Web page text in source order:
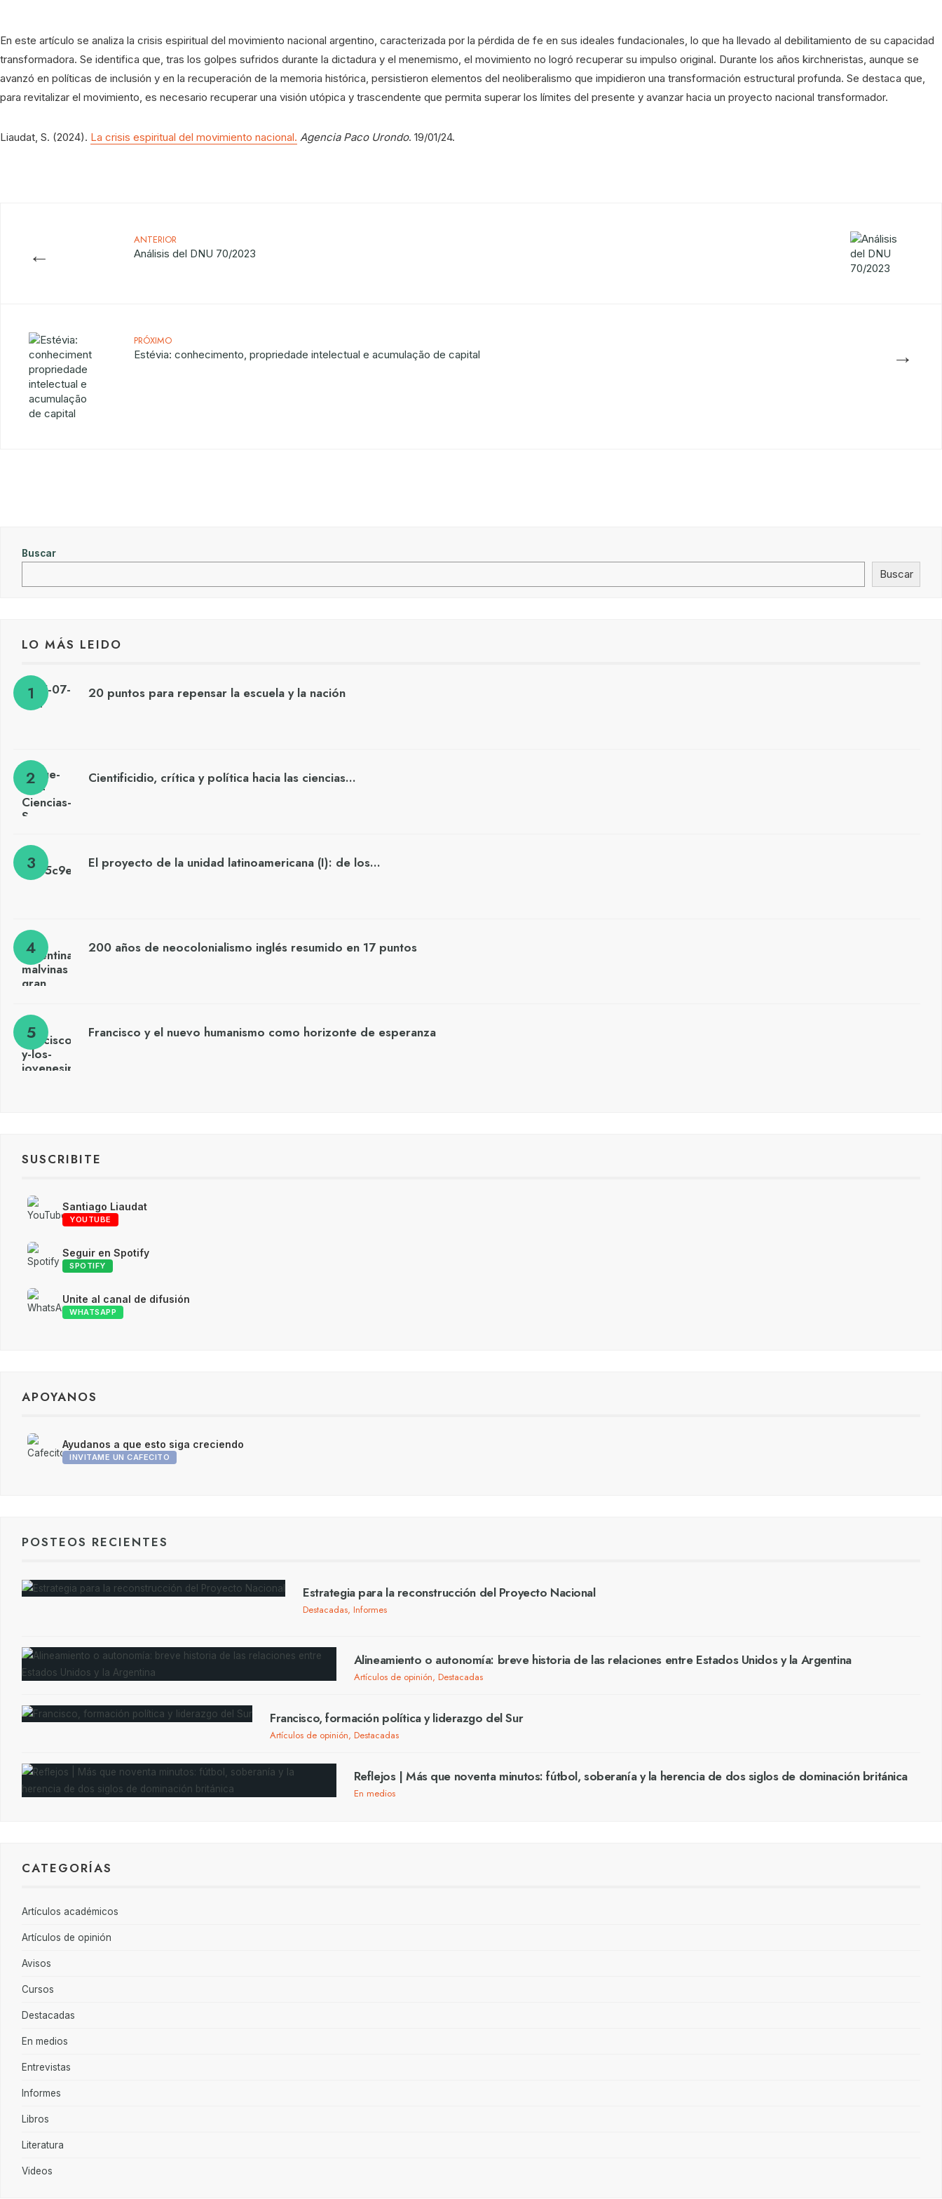
En este artículo se analiza la crisis espiritual del movimiento nacional argentino, caracterizada por la pérdida de fe en sus ideales fundacionales, lo que ha llevado al debilitamiento de su capacidad
transformadora. Se identifica que, tras los golpes sufridos durante la dictadura y el menemismo, el movimiento no logró recuperar su impulso original. Durante los años kirchneristas, aunque se
avanzó en políticas de inclusión y en la recuperación de la memoria histórica, persistieron elementos del neoliberalismo que impidieron una transformación estructural profunda. Se destaca que,
para revitalizar el movimiento, es necesario recuperar una visión utópica y trascendente que permita superar los límites del presente y avanzar hacia un proyecto nacional transformador.
Liaudat, S. (2024). La crisis espiritual del movimiento nacional. Agencia Paco Urondo. 19/01/24.
←
ANTERIOR
Análisis del DNU 70/2023
→
PRÓXIMO
Estévia: conhecimento, propriedade intelectual e acumulação de capital
Buscar
Buscar
LO MÁS LEIDO
20 puntos para repensar la escuela y la nación
Cientificidio, crítica y política hacia las ciencias…
El proyecto de la unidad latinoamericana (I): de los…
200 años de neocolonialismo inglés resumido en 17 puntos
Francisco y el nuevo humanismo como horizonte de esperanza
SUSCRIBITE
Santiago Liaudat
YOUTUBE
Seguir en Spotify
SPOTIFY
Unite al canal de difusión
WHATSAPP
APOYANOS
Ayudanos a que esto siga creciendo
INVITAME UN CAFECITO
POSTEOS RECIENTES
Estrategia para la reconstrucción del Proyecto Nacional
Destacadas, Informes
Alineamiento o autonomía: breve historia de las relaciones entre Estados Unidos y la Argentina
Artículos de opinión, Destacadas
Francisco, formación política y liderazgo del Sur
Artículos de opinión, Destacadas
Reflejos | Más que noventa minutos: fútbol, soberanía y la herencia de dos siglos de dominación británica
En medios
CATEGORÍAS
Artículos académicos
Artículos de opinión
Avisos
Cursos
Destacadas
En medios
Entrevistas
Informes
Libros
Literatura
Videos